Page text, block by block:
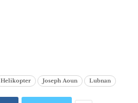
Helikopter Joseph Aoun Lubnan